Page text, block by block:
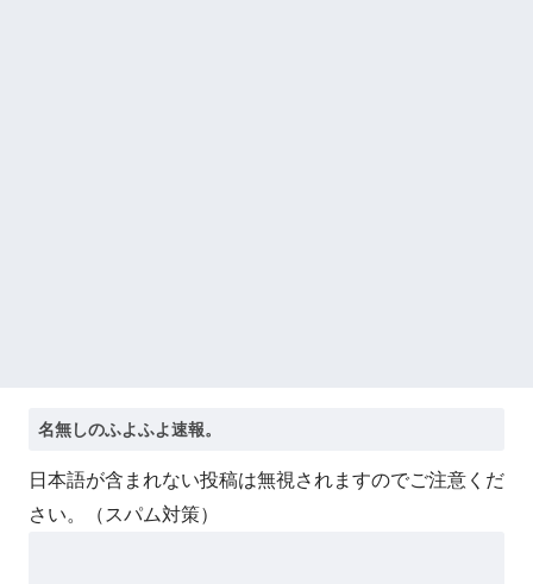
日本語が含まれない投稿は無視されますのでご注意くだ
さい。（スパム対策）